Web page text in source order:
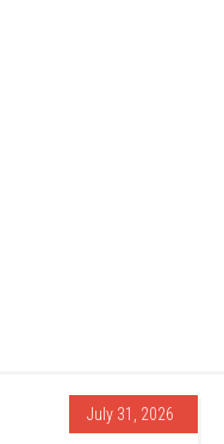
July 31, 2026